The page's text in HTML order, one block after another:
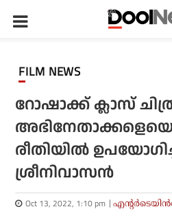
FILM NEWS
റോഷാക്ക് ക്ലാസ്
രീതിയില്‍
ശ്രീനിവാസന്‍
Oct 13, 2022, 1:10 pm